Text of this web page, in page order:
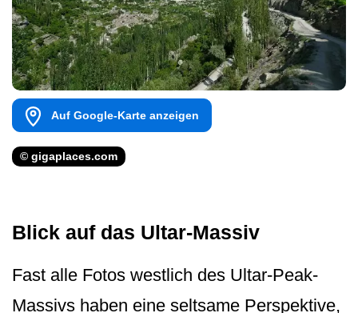
Auf Google-Karte anzeigen
© gigaplaces.com
Blick auf das Ultar-Massiv
Fast alle Fotos westlich des Ultar-Peak-
Massivs haben eine seltsame Perspektive,